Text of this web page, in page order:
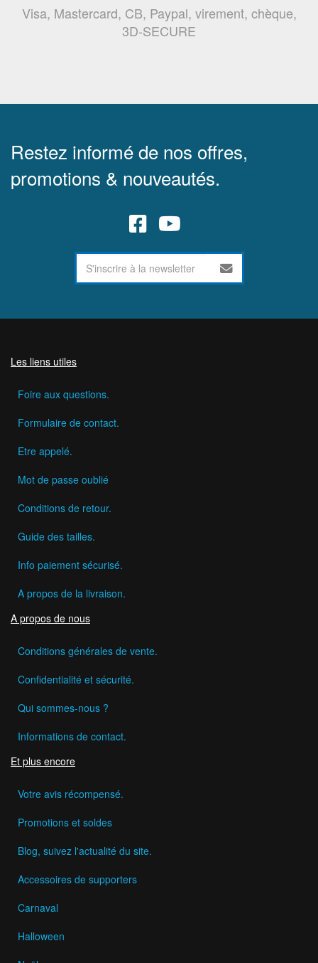
Visa, Mastercard, CB, Paypal, virement, chèque,
3D-SECURE
Restez informé de nos offres,
promotions & nouveautés.
Les liens utiles
Foire aux questions.
Formulaire de contact.
Etre appelé.
Mot de passe oublié
Conditions de retour.
Guide des tailles.
Info paiement sécurisé.
A propos de la livraison.
A propos de nous
Conditions générales de vente.
Confidentialité et sécurité.
Qui sommes-nous ?
Informations de contact.
Et plus encore
Votre avis récompensé.
Promotions et soldes
Blog, suivez l'actualité du site.
Accessoires de supporters
Carnaval
Halloween